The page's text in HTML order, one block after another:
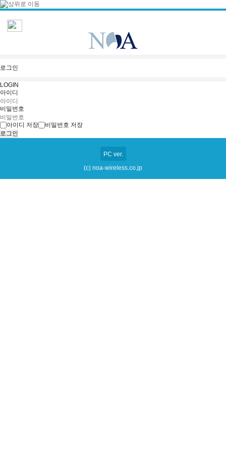
로그인
LOGIN
아이디
비밀번호
아이디 저장 비밀번호 저장
PC ver.
(c) noa-wireless.co.jp